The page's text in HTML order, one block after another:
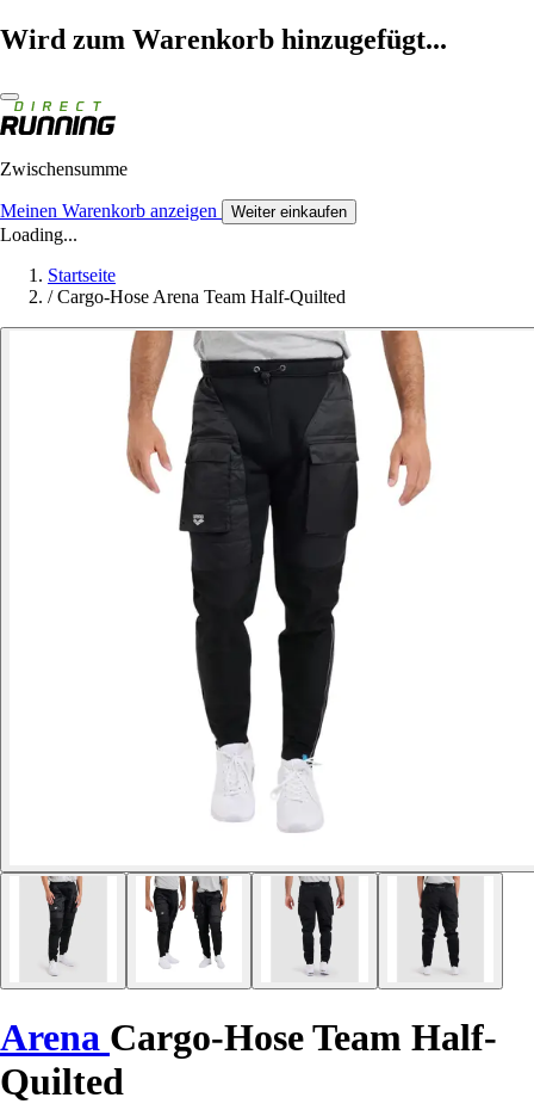
Wird zum Warenkorb hinzugefügt...
Zwischensumme
Meinen Warenkorb anzeigen Weiter einkaufen
Loading...
Startseite
/ Cargo-Hose Arena Team Half-Quilted
Arena Cargo-Hose Team Half-
Quilted